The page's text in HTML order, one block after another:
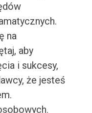
na
aby
i sukcesy,
że jesteś